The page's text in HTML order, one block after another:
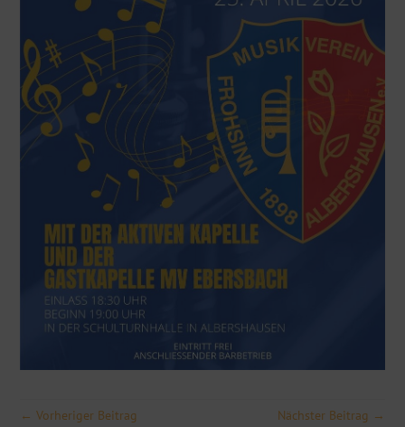
← Vorheriger Beitrag Nächster Beitrag →